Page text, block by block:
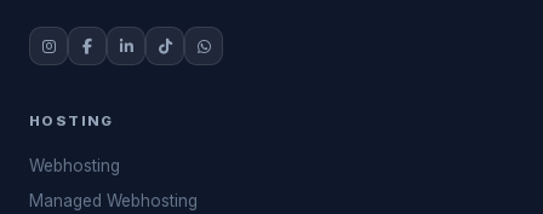
HOSTING
Webhosting
Managed Webhosting